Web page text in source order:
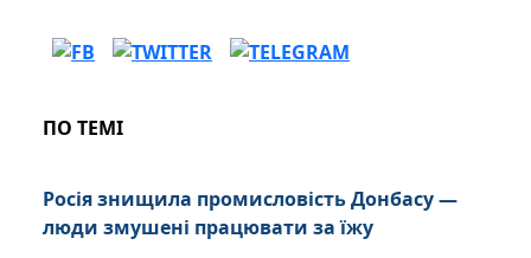
ПО ТЕМІ
Росія знищила промисловість Донбасу —
люди змушені працювати за їжу